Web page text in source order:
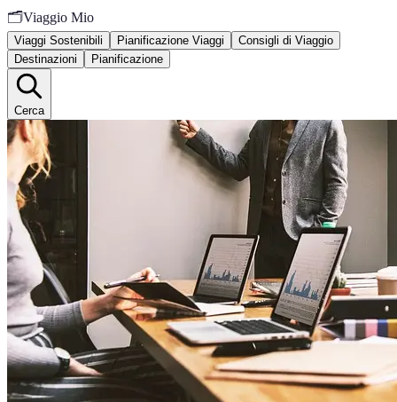
🗂️Viaggio Mio
Viaggi Sostenibili Pianificazione Viaggi
Consigli di Viaggio
Destinazioni
Pianificazione
Cerca